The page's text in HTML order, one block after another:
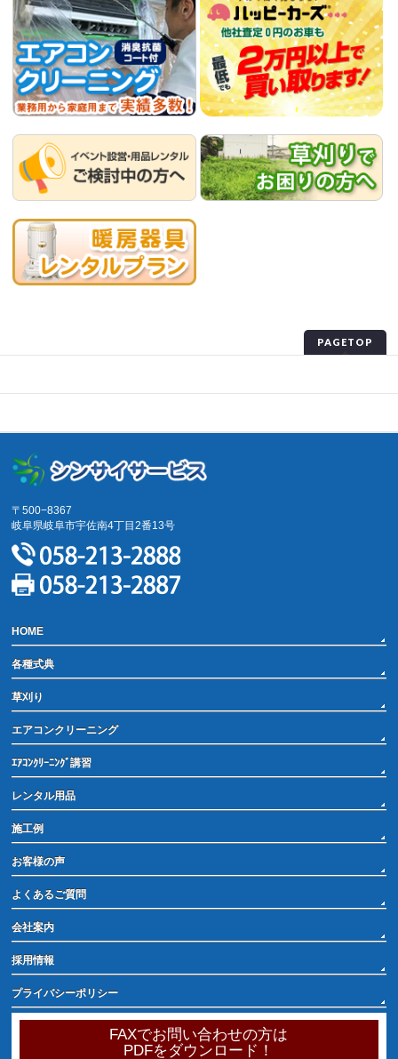
PAGETOP
〒500−8367
岐阜県岐阜市宇佐南4丁目2番13号
HOME
各種式典
草刈り
エアコンクリーニング
ｴｱｺﾝｸﾘｰﾆﾝｸﾞ講習
レンタル用品
施工例
お客様の声
よくあるご質問
会社案内
採用情報
プライバシーポリシー
FAXでお問い合わせの方は
PDFをダウンロード！